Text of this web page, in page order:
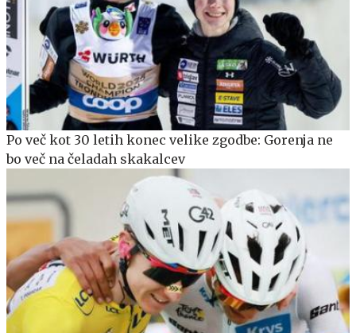
Po več kot 30 letih konec velike zgodbe: Gorenja ne
bo več na čeladah skakalcev